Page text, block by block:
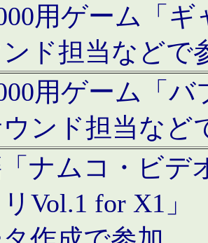
用ゲーム「
ド担当などで
用ゲーム「
ンド担当など
ナムコ・ビデ
Vol.1 for X1」